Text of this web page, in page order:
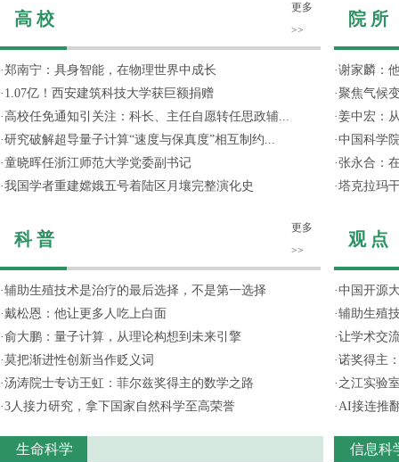
高 校
更多
>>
·郑南宁：具身智能，在物理世界中成长
· 1.07亿！西安建筑科技大学获巨额捐赠
· 高校任免通知引关注：科长、主任自愿转任思政辅...
·研究破解超导量子计算“速度与保真度”相互制约...
·童晓晖任浙江师范大学党委副书记
·我国学者重建嫦娥五号着陆区月壤完整演化史
科 普
更多
>>
·辅助生殖技术是治疗的最后选择，不是第一选择
·戴松恩：他让更多人吃上白面
·俞大鹏：量子计算，从理论构想到未来引擎
·莫把渐进性创新当作贬义词
·汤涛院士专访王虹：菲尔兹奖得主的数学之路
·3人接力研究，拿下国家自然科学至高荣誉
生命科学
院 所
·谢家麟：
·聚焦气候
·姜中宏：
·中国科学
·张永合：
·塔克拉玛
观 点
·中国开源
·辅助生殖
·让学术交
·诺奖得主
· 之江实验
·AI接连推
信息科